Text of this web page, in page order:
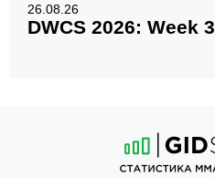
26.08.26
DWCS 2026: Week 3